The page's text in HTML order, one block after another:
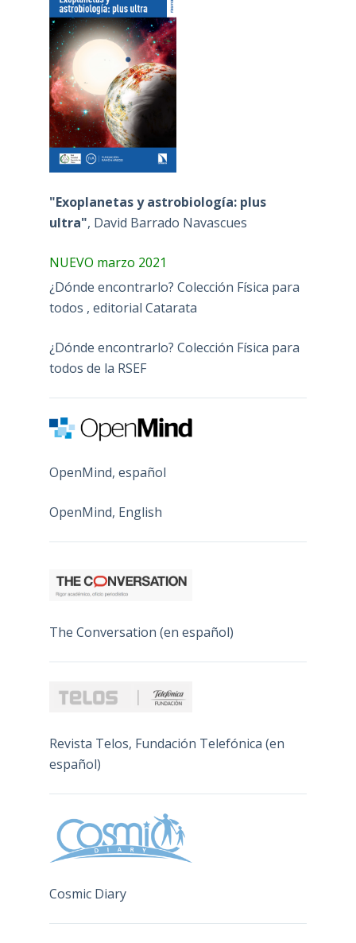
"Exoplanetas y astrobiología: plus
ultra", David Barrado Navascues
NUEVO marzo 2021
¿Dónde encontrarlo? Colección Física para
todos , editorial Catarata
¿Dónde encontrarlo? Colección Física para
todos de la RSEF
OpenMind, español
OpenMind, English
The Conversation (en español)
Revista Telos, Fundación Telefónica (en
español)
Cosmic Diary